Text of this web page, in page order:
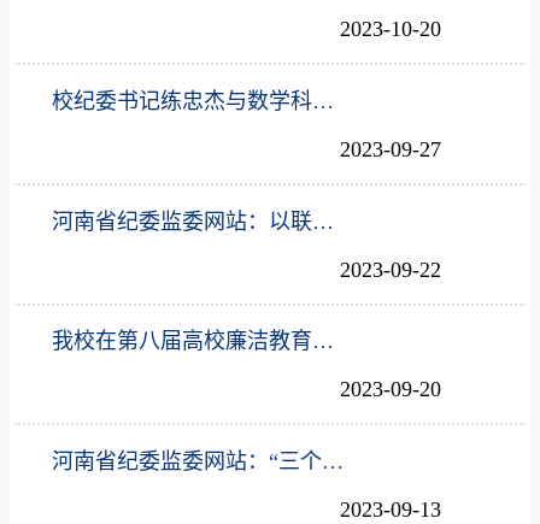
2023-10-20
校纪委书记练忠杰与数学科学学院学生干部交流座谈
2023-09-27
河南省纪委监委网站：以联合监督成效护卫校园安全
2023-09-22
我校在第八届高校廉洁教育系列活动中喜获佳绩
2023-09-20
河南省纪委监委网站：“三个结合”推动纪律教育走深走实
2023-09-13